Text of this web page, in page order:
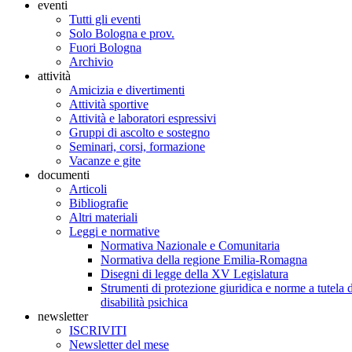
eventi
Tutti gli eventi
Solo Bologna e prov.
Fuori Bologna
Archivio
attività
Amicizia e divertimenti
Attività sportive
Attività e laboratori espressivi
Gruppi di ascolto e sostegno
Seminari, corsi, formazione
Vacanze e gite
documenti
Articoli
Bibliografie
Altri materiali
Leggi e normative
Normativa Nazionale e Comunitaria
Normativa della regione Emilia-Romagna
Disegni di legge della XV Legislatura
Strumenti di protezione giuridica e norme a tutela
disabilità psichica
newsletter
ISCRIVITI
Newsletter del mese